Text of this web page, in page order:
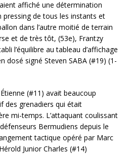
affiché une détermination
pressing de tous les instants et
dans l’autre moitié de terrain
et de très tôt, (53e), Frantzy
l’équilibre au tableau d’affichage
dosé signé Steven SABA (#19) (1-
(#11) avait beaucoup
des grenadiers qui était
mi-temps. L’attaquant coulissant
Bermudiens depuis le
tactique opéré par Marc
Junior Charles (#14)